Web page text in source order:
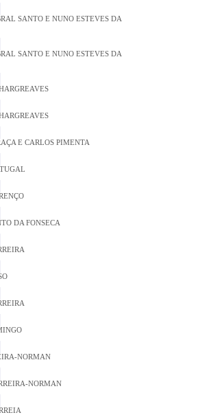
SANTO E NUNO ESTEVES DA
SANTO E NUNO ESTEVES DA
E CARLOS PIMENTA
DA FONSECA
NORMAN
NORMAN